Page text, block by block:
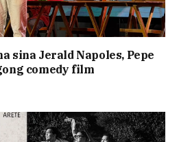
sina Jerald Napoles, Pepe
comedy film